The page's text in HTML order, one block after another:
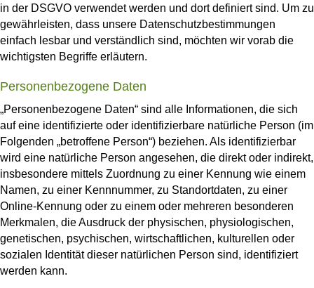
in der DSGVO verwendet werden und dort definiert sind. Um zu
gewährleisten, dass unsere Datenschutzbestimmungen
einfach lesbar und verständlich sind, möchten wir vorab die
wichtigsten Begriffe erläutern.
Personenbezogene Daten
„Personenbezogene Daten“ sind alle Informationen, die sich
auf eine identifizierte oder identifizierbare natürliche Person (im
Folgenden „betroffene Person“) beziehen. Als identifizierbar
wird eine natürliche Person angesehen, die direkt oder indirekt,
insbesondere mittels Zuordnung zu einer Kennung wie einem
Namen, zu einer Kennnummer, zu Standortdaten, zu einer
Online-Kennung oder zu einem oder mehreren besonderen
Merkmalen, die Ausdruck der physischen, physiologischen,
genetischen, psychischen, wirtschaftlichen, kulturellen oder
sozialen Identität dieser natürlichen Person sind, identifiziert
werden kann.